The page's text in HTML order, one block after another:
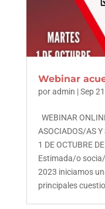
Webinar
poradmin |Sep
WEBINAR
ASOCIADOS/AS Y
1 DE OCTUBRE
Estimada/o
2023 iniciamos
principales